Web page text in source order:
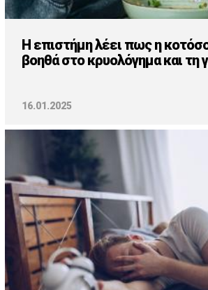
H επιστήμη λέει πως η
βοηθά στο κρυολόγημα και τη
16.01.2025